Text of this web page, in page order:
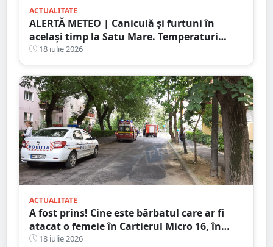
ACTUALITATE
ALERTĂ METEO | Caniculă și furtuni în
același timp la Satu Mare. Temperaturi
extreme și avertizări de vijelii și grindină
18 iulie 2026
ACTUALITATE
A fost prins! Cine este bărbatul care ar fi
atacat o femeie în Cartierul Micro 16, în
plină zi, pe stradă
18 iulie 2026